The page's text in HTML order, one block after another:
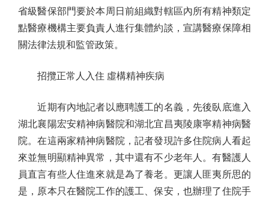
省級醫保部門要於本周日前組織對轄區內所有精神類定
點醫療機構主要負責人進行集體約談，宣講醫療保障相
關法律法規和監管政策。
招攬正常人入住 虛構精神疾病
近期有內地記者以應聘護工的名義，先後臥底進入
湖北襄陽宏安精神病醫院和湖北宜昌夷陵康寧精神病醫
院。在這兩家精神病醫院，記者發現許多住院病人看起
來並無明顯精神異常，其中還有不少老年人。有醫護人
員直言有些人住進來就是為了養老。更讓人匪夷所思的
是，原本只在醫院工作的護工、保安，也辦理了住院手